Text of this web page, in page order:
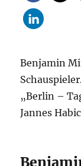
Benjamin
„Berlin –
Jannes